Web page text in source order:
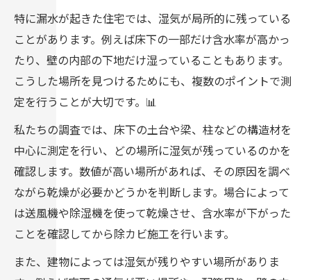
特に漏水が起きた住宅では、湿気が局所的に残っている
ことがあります。例えば床下の一部だけ含水率が高かっ
たり、壁の内部の下地だけ湿っていることもあります。
こうした場所を見つけるためにも、複数のポイントで測
定を行うことが大切です。📊
私たちの調査では、床下の土台や梁、柱などの構造材を
中心に測定を行い、どの場所に湿気が残っているのかを
確認します。数値が高い場所があれば、その原因を調べ
ながら乾燥が必要かどうかを判断します。場合によって
は送風機や除湿機を使って乾燥させ、含水率が下がった
ことを確認してから除カビ施工を行います。
また、建物によっては湿気が残りやすい場所がありま